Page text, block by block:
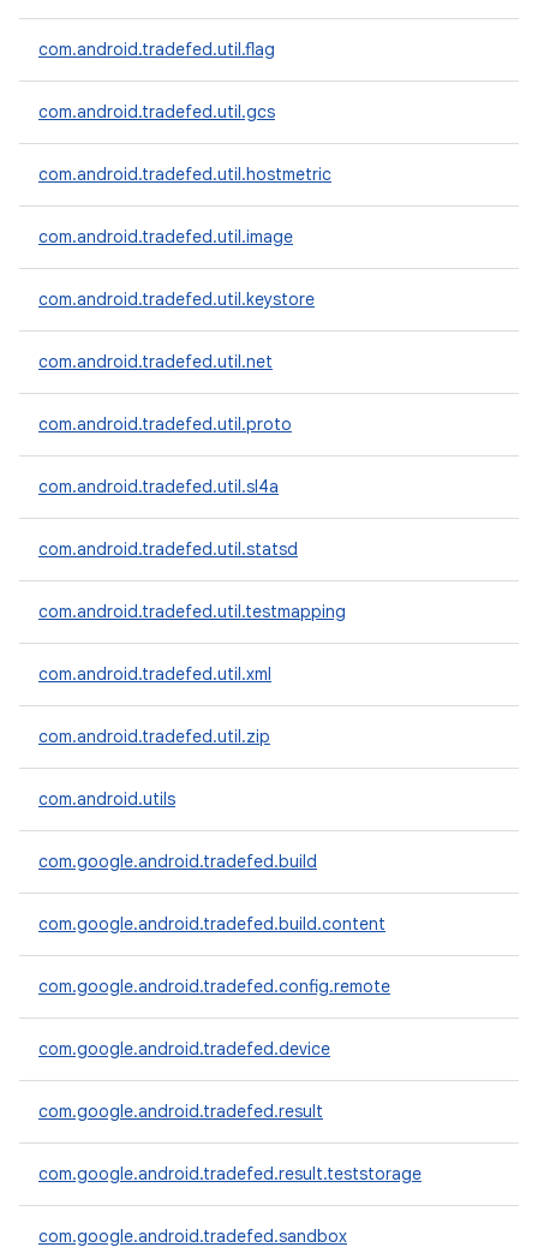
com.android.tradefed.util.flag
com.android.tradefed.util.gcs
com.android.tradefed.util.hostmetric
com.android.tradefed.util.image
com.android.tradefed.util.keystore
com.android.tradefed.util.net
com.android.tradefed.util.proto
com.android.tradefed.util.sl4a
com.android.tradefed.util.statsd
com.android.tradefed.util.testmapping
com.android.tradefed.util.xml
com.android.tradefed.util.zip
com.android.utils
com.google.android.tradefed.build
com.google.android.tradefed.build.content
com.google.android.tradefed.config.remote
com.google.android.tradefed.device
com.google.android.tradefed.result
com.google.android.tradefed.result.teststorage
com.google.android.tradefed.sandbox